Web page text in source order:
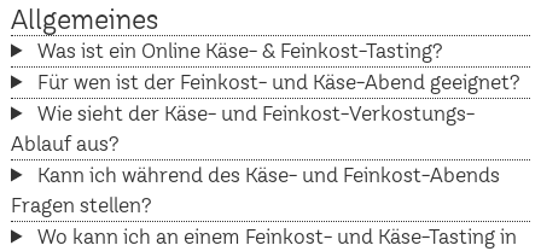
Allgemeines
Was ist ein Online Käse- & Feinkost-Tasting?
Für wen ist der Feinkost- und Käse-Abend geeignet?
Wie sieht der Käse- und Feinkost-Verkostungs-
Ablauf aus?
Kann ich während des Käse- und Feinkost-Abends
Fragen stellen?
Wo kann ich an einem Feinkost- und Käse-Tasting in